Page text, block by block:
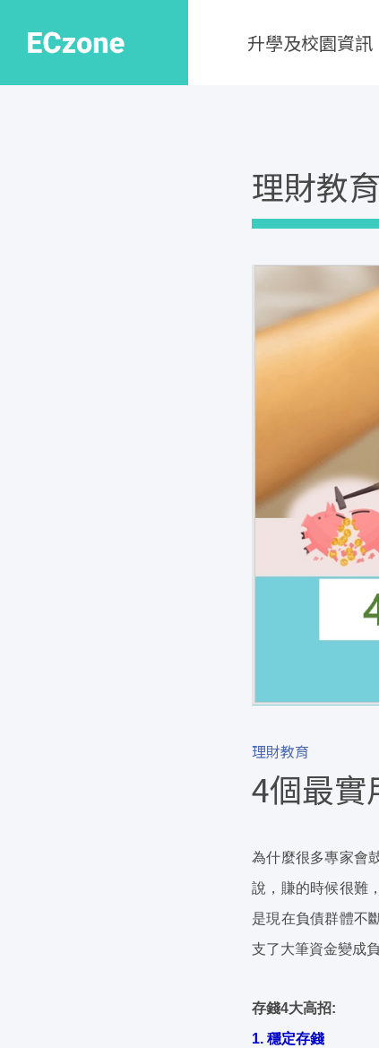
升學及校園資訊
理財教育
理財教育
4個最實
為什麼很多專家會
說，賺的時候很難
是現在負債群體不
支了大筆資金變成
存錢4大高招:
1. 穩定存錢